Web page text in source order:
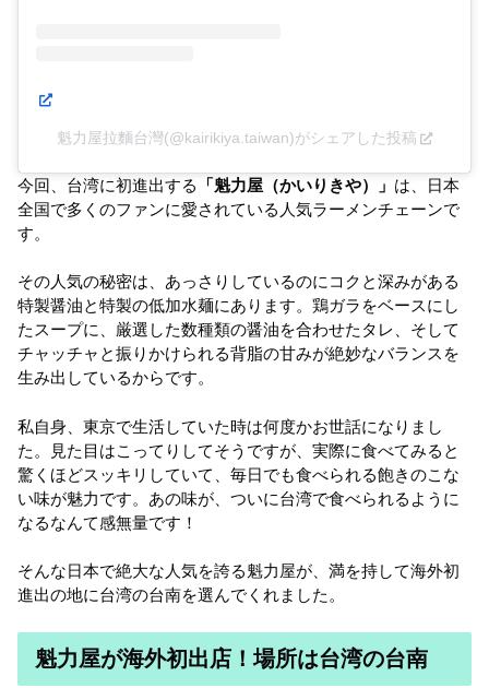
魁力屋拉麵台灣(@kairikiya.taiwan)がシェアした投稿
今回、台湾に初進出する 「魁力屋（かいりきや）」 は、日本
全国で多くのファンに愛されている人気ラーメンチェーンで
す。
その人気の秘密は、あっさりしているのにコクと深みがある
特製醤油と特製の低加水麺にあります。鶏ガラをベースにし
たスープに、厳選した数種類の醤油を合わせたタレ、そして
チャッチャと振りかけられる背脂の甘みが絶妙なバランスを
生み出しているからです。
私自身、東京で生活していた時は何度かお世話になりまし
た。見た目はこってりしてそうですが、実際に食べてみると
驚くほどスッキリしていて、毎日でも食べられる飽きのこな
い味が魅力です。あの味が、ついに台湾で食べられるように
なるなんて感無量です！
そんな日本で絶大な人気を誇る魁力屋が、満を持して海外初
進出の地に台湾の台南を選んでくれました。
魁力屋が海外初出店！場所は台湾の台南